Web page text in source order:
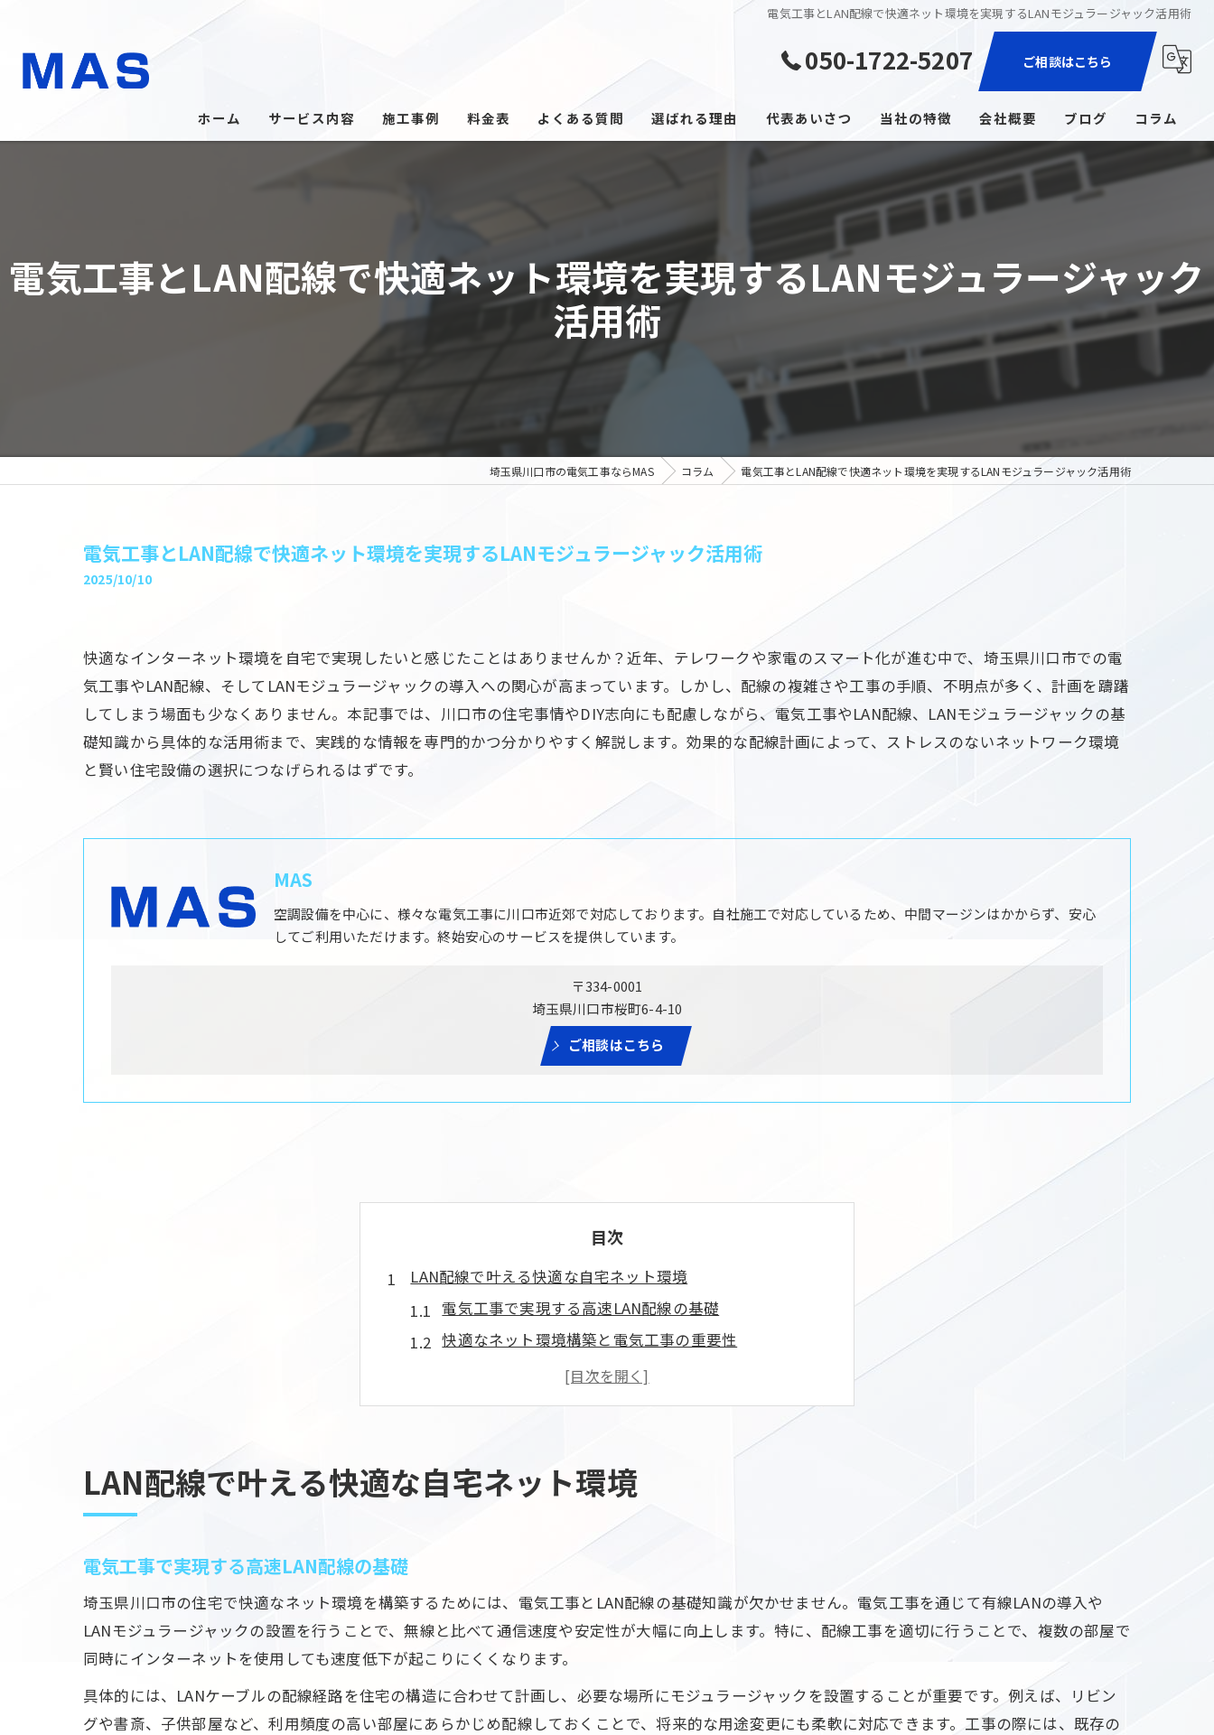
電気工事とLAN配線で快適ネット環境を実現するLANモジュラージャック活用術
050-1722-5207 ご相談はこちら
ホーム サービス内容 施工事例 料金表 よくある質問 選ばれる理由 代表あいさつ 当社の特徴
エアコン
コンセント増設
ブレーカー交換
会社概要 ブログ コラム
電気工事とLAN配線で快適ネット環境を実現するLANモジュラージャック
活用術
埼玉県川口市の電気工事ならMAS コラム 電気工事とLAN配線で快適ネット環境を実現するLANモジュラージャック活用術
電気工事とLAN配線で快適ネット環境を実現するLANモジュラージャック活用術
2025/10/10
快適なインターネット環境を自宅で実現したいと感じたことはありませんか？近年、テレワークや家電のスマート化が進む中で、埼玉県川口市での電
気工事やLAN配線、そしてLANモジュラージャックの導入への関心が高まっています。しかし、配線の複雑さや工事の手順、不明点が多く、計画を躊躇
してしまう場面も少なくありません。本記事では、川口市の住宅事情やDIY志向にも配慮しながら、電気工事やLAN配線、LANモジュラージャックの基
礎知識から具体的な活用術まで、実践的な情報を専門的かつ分かりやすく解説します。効果的な配線計画によって、ストレスのないネットワーク環境
と賢い住宅設備の選択につなげられるはずです。
MAS
空調設備を中心に、様々な電気工事に川口市近郊で対応しております。自社施工で対応しているため、中間マージンはかからず、安心
してご利用いただけます。終始安心のサービスを提供しています。
〒334-0001
埼玉県川口市桜町6-4-10
ご相談はこちら
目次
LAN配線で叶える快適な自宅ネット環境
電気工事で実現する高速LAN配線の基礎
快適なネット環境構築と電気工事の重要性
配線トラブルを防ぐための電気工事の工夫
LAN配線と電気工事の組み合わせで安定化
電気工事を活用した賢いLANモジュラージャック設置法
LANモジュラージャック設置と電気工事の連携
電気工事で変わるLANモジュラージャックの選び方
電気工事で差がつくLANモジュラージャック設置
LANモジュラージャック設置前の電気工事の注意点
有線LAN導入なら押さえたい配線工事のポイント
電気工事で叶える有線LAN配線の最適化
有線LAN配線と電気工事の失敗しない進め方
LAN配線で叶える快適な自宅ネット環境
電気工事で実現する高速LAN配線の基礎
埼玉県川口市の住宅で快適なネット環境を構築するためには、電気工事とLAN配線の基礎知識が欠かせません。電気工事を通じて有線LANの導入や
LANモジュラージャックの設置を行うことで、無線と比べて通信速度や安定性が大幅に向上します。特に、配線工事を適切に行うことで、複数の部屋で
同時にインターネットを使用しても速度低下が起こりにくくなります。
具体的には、LANケーブルの配線経路を住宅の構造に合わせて計画し、必要な場所にモジュラージャックを設置することが重要です。例えば、リビン
グや書斎、子供部屋など、利用頻度の高い部屋にあらかじめ配線しておくことで、将来的な用途変更にも柔軟に対応できます。工事の際には、既存の